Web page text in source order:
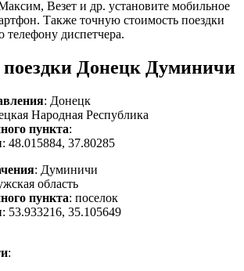
Везет и др. установите мобильное
Также точную стоимость поездки
диспетчера.
Донецк Думиничи
: Донецк
Народная Республика
пункта:
: 48.015884, 37.80285
: Думиничи
область
пункта: поселок
: 53.933216, 35.105649
: